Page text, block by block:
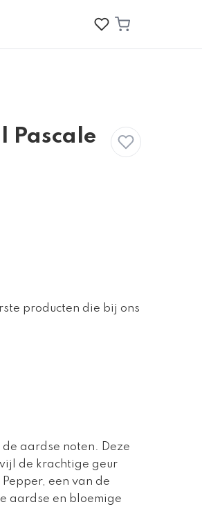
Pascale
producten die bij ons
aardse noten. Deze
de krachtige geur
een van de
aardse en bloemige